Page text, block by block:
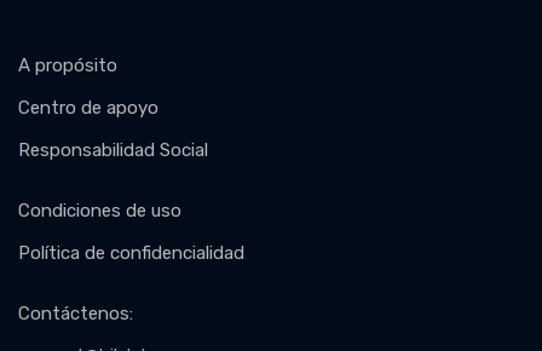
A propósito
Centro de apoyo
Responsabilidad Social
Condiciones de uso
Política de confidencialidad
Contáctenos: